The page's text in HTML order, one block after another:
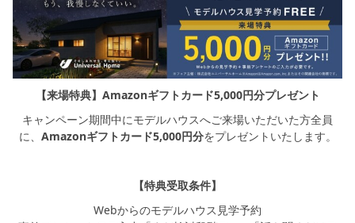
【来場特典】Amazonギフトカード5,000円分プレゼント
キャンペーン期間中にモデルハウスへご来場いただいた方全員
に、 Amazonギフトカード5,000円分をプレゼントいたします。
【特典受取条件】
Webからのモデルハウス見学予約